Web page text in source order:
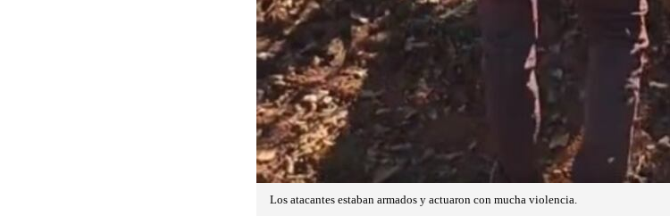
Los atacantes estaban armados y actuaron con mucha violencia.